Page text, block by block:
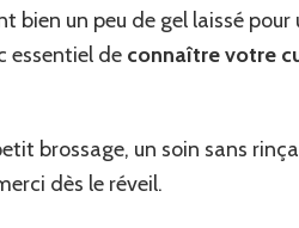
bien un peu de gel laissé pour
essentiel de connaître votre
brossage, un soin sans
dès le réveil.